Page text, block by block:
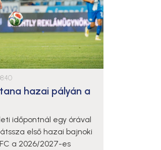
hazai pályán a
időpontnál egy órával
első hazai bajnoki
a 2026/2027-es